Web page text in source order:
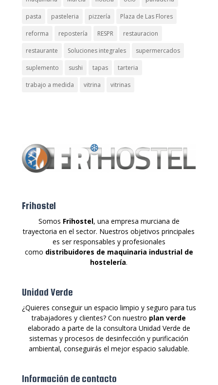
pasta pasteleria pizzería Plaza de Las Flores
reforma repostería RESPR restauracion
restaurante Soluciones integrales supermercados
suplemento sushi tapas tarteria
trabajo a medida vitrina vitrinas
Frihostel
Somos Frihostel, una empresa murciana de
trayectoria en el sector. Nuestros objetivos principales
es ser responsables y profesionales
como distribuidores de maquinaria industrial de
hostelería.
Unidad Verde
¿Quieres conseguir un espacio limpio y seguro para tus
trabajadores y clientes? Con nuestro plan verde
elaborado a parte de la consultora Unidad Verde de
sistemas y procesos de desinfección y purificación
ambiental, conseguirás el mejor espacio saludable.
Información de contacto